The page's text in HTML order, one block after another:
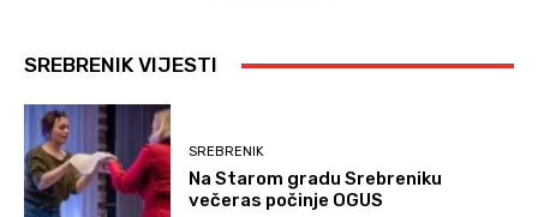
SREBRENIK VIJESTI
SREBRENIK
Na Starom gradu Srebreniku
večeras počinje OGUS